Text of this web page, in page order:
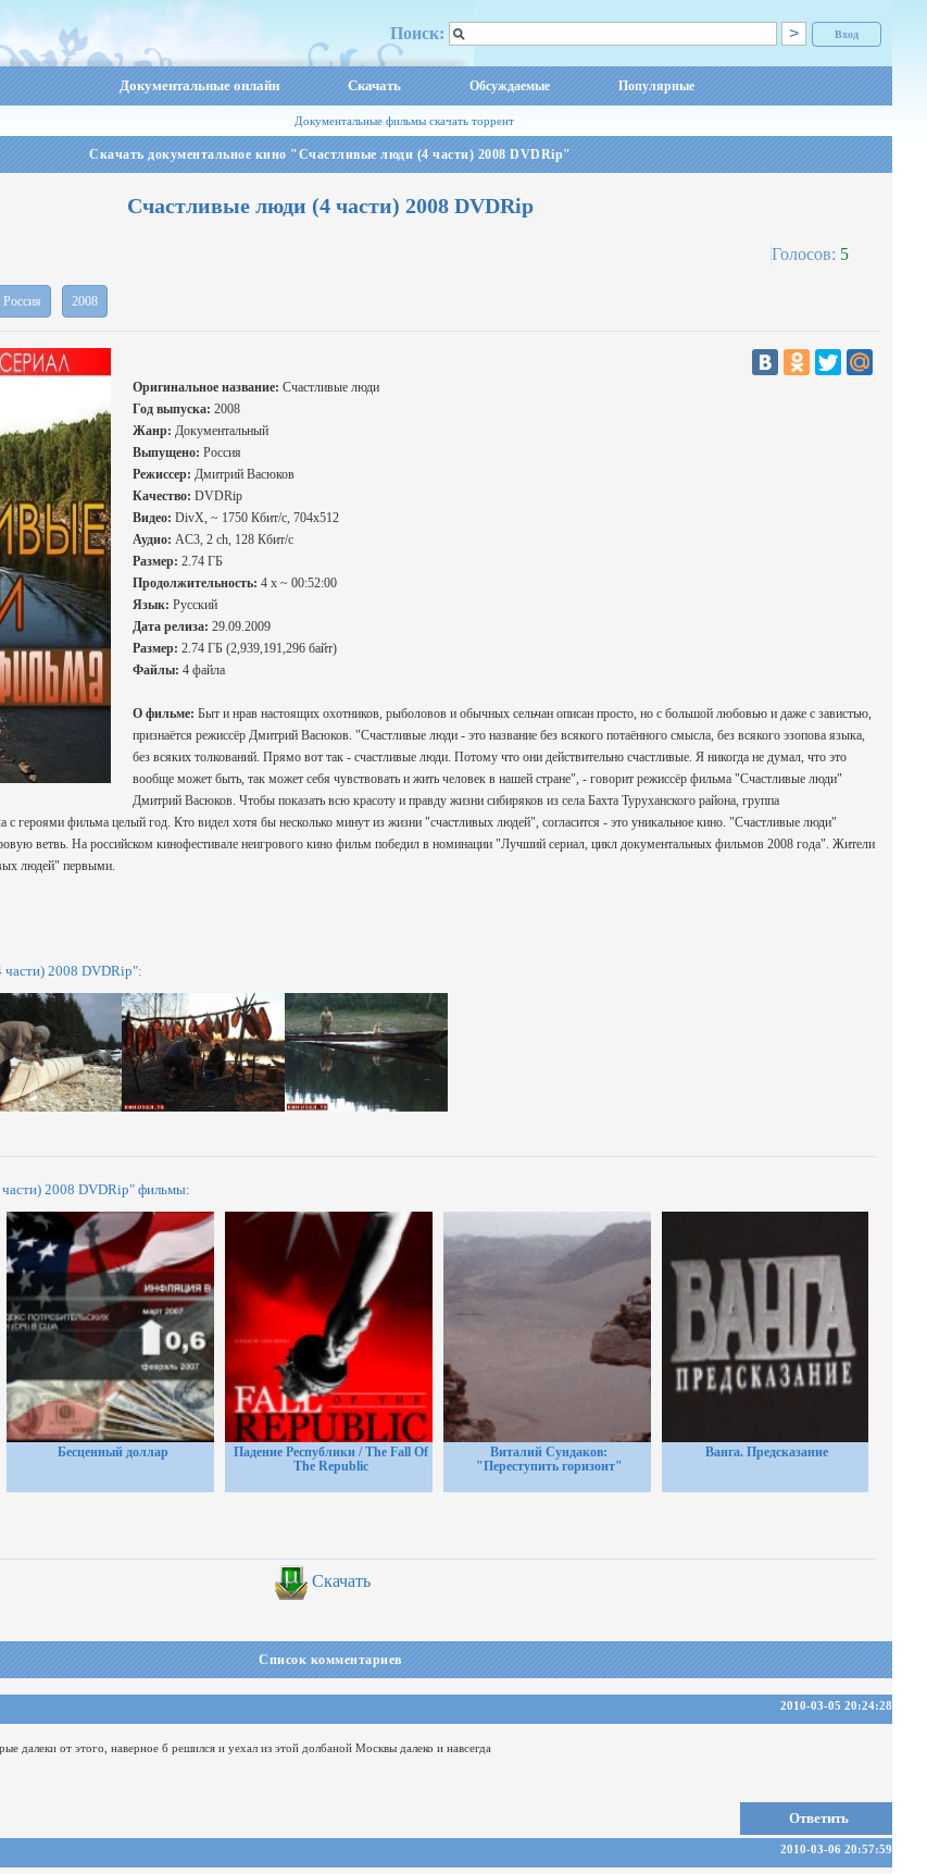
Вход
Поиск:
Документальные онлайн Скачать Обсуждаемые Популярные
Документальные фильмы скачать торрент
Скачать документальное кино "Счастливые люди (4 части) 2008 DVDRip"
Счастливые люди (4 части) 2008 DVDRip
Голосов: 5
Россия 2008
Оригинальное название: Счастливые люди
Год выпуска: 2008
Жанр: Документальный
Выпущено: Россия
Режиссер: Дмитрий Васюков
Качество: DVDRip
Видео: DivX, ~ 1750 Кбит/с, 704x512
Аудио: AC3, 2 ch, 128 Кбит/с
Размер: 2.74 ГБ
Продолжительность: 4 x ~ 00:52:00
Язык: Русский
Дата релиза: 29.09.2009
Размер: 2.74 ГБ (2,939,191,296 байт)
Файлы: 4 файла
О фильме: Быт и нрав настоящих охотников, рыболовов и обычных сельчан описан просто, но с большой любовью и даже с завистью,
признаётся режиссёр Дмитрий Васюков. "Счастливые люди - это название без всякого потаённого смысла, без всякого эзопова языка,
без всяких толкований. Прямо вот так - счастливые люди. Потому что они действительно счастливые. Я никогда не думал, что это
вообще может быть, так может себя чувствовать и жить человек в нашей стране", - говорит режиссёр фильма "Счастливые люди"
Дмитрий Васюков. Чтобы показать всю красоту и правду жизни сибиряков из села Бахта Туруханского района, группа
героями фильма целый год. Кто видел хотя бы несколько минут из жизни "счастливых людей", согласится - это уникальное кино. "Счастливые люди"
ветвь. На российском кинофестивале неигрового кино фильм победил в номинации "Лучший сериал, цикл документальных фильмов 2008 года". Жители
людей" первыми.
2008 DVDRip":
2008 DVDRip" фильмы:
Бесценный доллар
Падение Республики / The Fall Of
The Republic
Виталий Сундаков:
"Переступить горизонт"
Ванга. Предсказание
Скачать
Список комментариев
2010-03-05 20:24:28
далеки от этого, наверное б решился и уехал из этой долбаной Москвы далеко и навсегда
Ответить
2010-03-06 20:57:59